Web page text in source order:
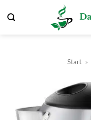
Inhalt
Start »